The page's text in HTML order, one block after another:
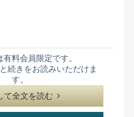
有料会員限定です。
続きをお読みいただけま
す。
て全文を読む